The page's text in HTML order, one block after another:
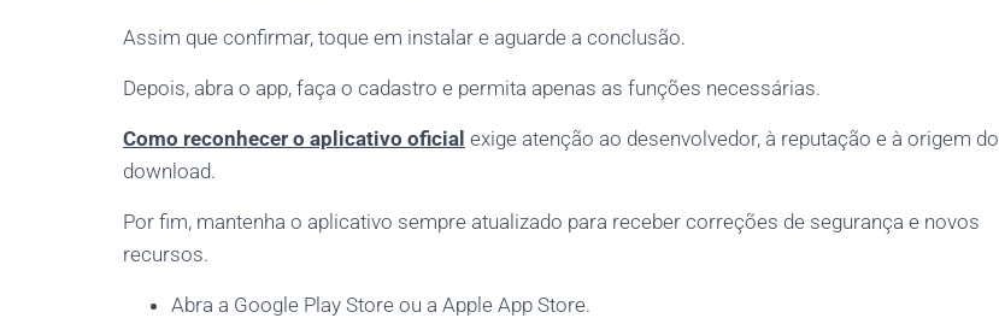
Assim que confirmar, toque em instalar e aguarde a conclusão.
Depois, abra o app, faça o cadastro e permita apenas as funções necessárias.
Como reconhecer o aplicativo oficial exige atenção ao desenvolvedor, à reputação e à origem do
download.
Por fim, mantenha o aplicativo sempre atualizado para receber correções de segurança e novos
recursos.
Abra a Google Play Store ou a Apple App Store.